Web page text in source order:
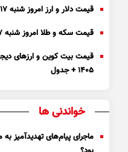
قیمت دلار و ارز امروز شنبه ۱۷ مرداد ۱۴۰۵ + جدول
قیمت سکه و طلا امروز شنبه ۱۷ مرداد ۱۴۰۵ + جدول
۱۴۰۵ + جدول
خواندنی ها
ماجرای پیام‌های تهدیدآمیز